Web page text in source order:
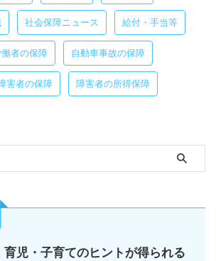
社会保障ニュース 給付・手当等
者の保障 自動車事故の保障
害者の保障 障害者の所得保障
育児・子育てのヒントが得られる